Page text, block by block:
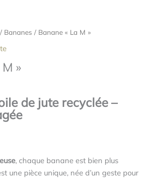
/ Bananes / Banane « La M »
»
de jute recyclée –
, chaque banane est bien plus
une pièce unique, née d’un geste pour